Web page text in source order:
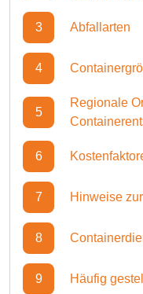
3 Abfallarten
4
5
Regionale
6
7 Hinweise
8
9 Häufig